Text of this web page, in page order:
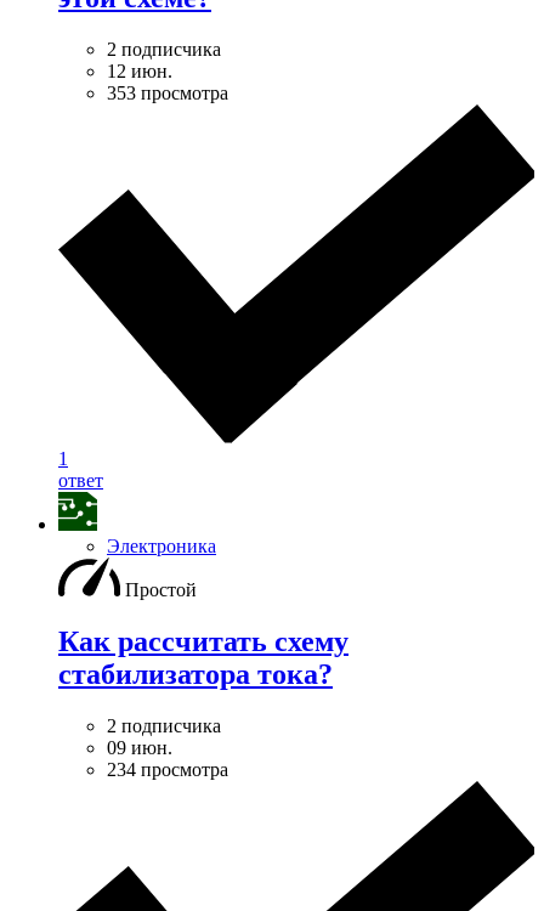
2 подписчика
12 июн.
353 просмотра
1
ответ
Электроника
Простой
Как рассчитать схему
стабилизатора тока?
2 подписчика
09 июн.
234 просмотра